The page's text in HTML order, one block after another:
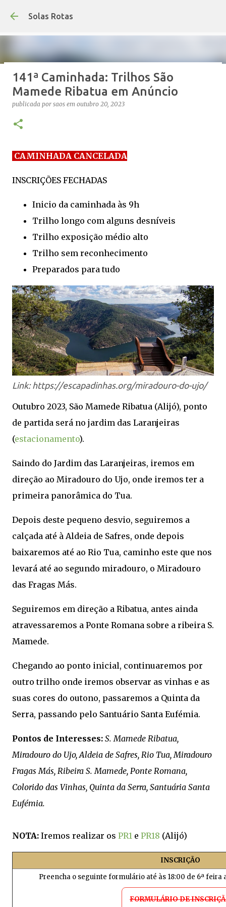
Solas Rotas
Os Solas Rotas estão de férias
publicada porsaos emjulho 03, 2026
141ª Caminhada: Trilhos São
Mamede Ribatua em Anúncio
publicada por saos em outubro 20, 2023
CAMINHADA CANCELADA
INSCRIÇÕES FECHADAS
Inicio da caminhada às 9h
Trilho longo com alguns desníveis
Trilho exposição médio alto
Trilho sem reconhecimento
Preparados para tudo
Link: https://escapadinhas.org/miradouro-do-ujo/
Outubro 2023, São Mamede Ribatua (Alijó), ponto
de partida será no jardim das Laranjeiras
(estacionamento).
Saindo do Jardim das Laranjeiras, iremos em
direção ao Miradouro do Ujo, onde iremos ter a
primeira panorâmica do Tua.
Depois deste pequeno desvio, seguiremos a
calçada até à Aldeia de Safres, onde depois
baixaremos até ao Rio Tua, caminho este que nos
levará até ao segundo miradouro, o Miradouro
das Fragas Más.
Seguiremos em direção a Ribatua, antes ainda
atravessaremos a Ponte Romana sobre a ribeira S.
Mamede.
Chegando ao ponto inicial, continuaremos por
outro trilho onde iremos observar as vinhas e as
suas cores do outono, passaremos a Quinta da
Serra, passando pelo Santuário Santa Eufémia.
Pontos de Interesses: S. Mamede Ribatua,
Miradouro do Ujo, Aldeia de Safres, Rio Tua, Miradouro
Fragas Más, Ribeira S. Mamede, Ponte Romana,
Colorido das Vinhas, Quinta da Serra, Santuária Santa
Eufémia.
NOTA: Iremos realizar os PR1 e PR18 (Alijó)
INSCRIÇÃO
Preencha o seguinte formulário até às 18:00 de 6ª
FORMULÁRIO DE